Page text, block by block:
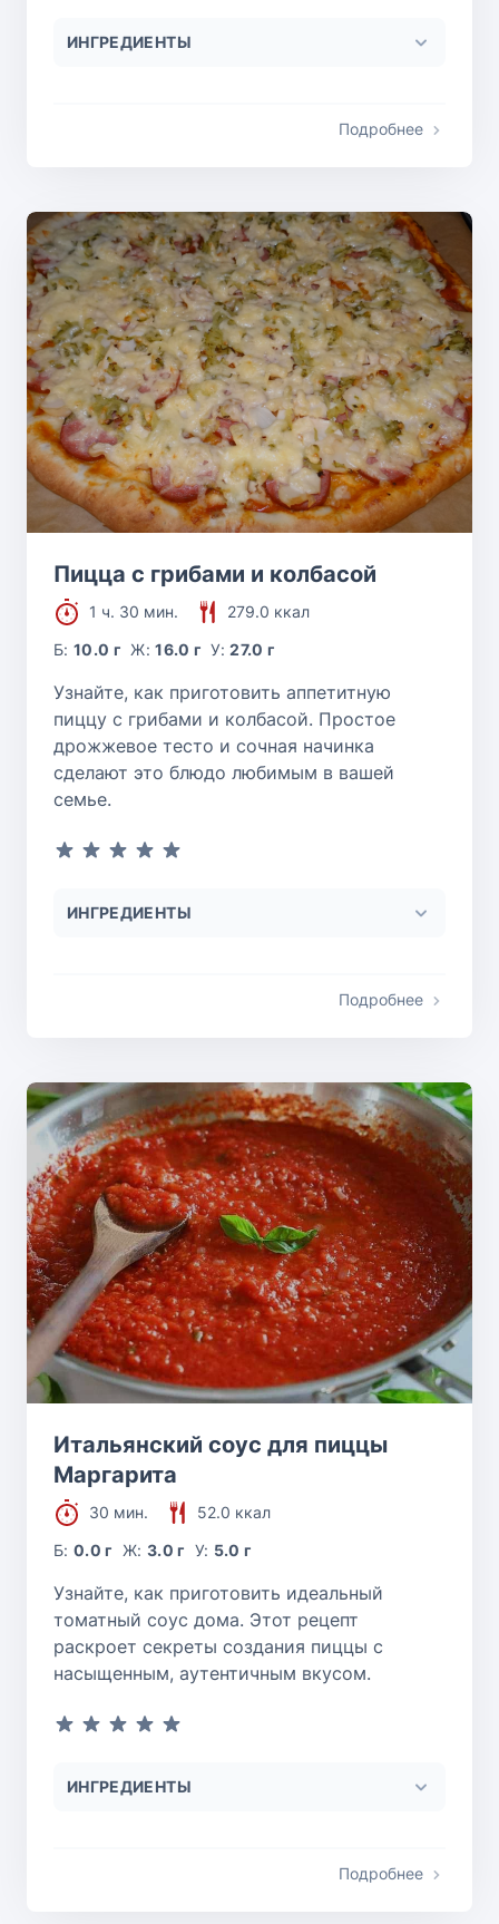
ИНГРЕДИЕНТЫ
Подробнее
Пицца с грибами и колбасой
1 ч. 30 мин.
279.0 ккал
Б:10.0 г Ж:16.0 г У:27.0 г
Узнайте, как приготовить аппетитную
пиццу с грибами и колбасой. Простое
дрожжевое тесто и сочная начинка
сделают это блюдо любимым в вашей
семье.
ИНГРЕДИЕНТЫ
Подробнее
Итальянский соус для пиццы
Маргарита
30 мин.
52.0 ккал
Б:0.0 г Ж: 3.0 г У: 5.0 г
Узнайте, как приготовить идеальный
томатный соус дома. Этот рецепт
раскроет секреты создания пиццы с
насыщенным, аутентичным вкусом.
ИНГРЕДИЕНТЫ
Подробнее